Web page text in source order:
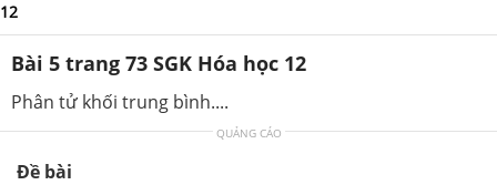
12
Bài 5 trang 73 SGK Hóa học 12
Phân tử khối trung bình....
QUẢNG CÁO
Đề bài